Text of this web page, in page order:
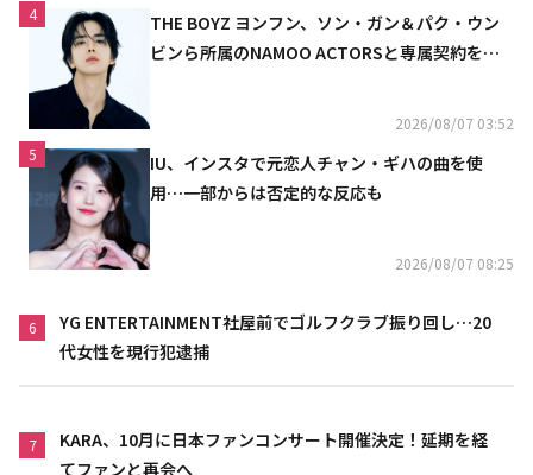
4
THE BOYZ ヨンフン、ソン・ガン＆パク・ウン
ビンら所属のNAMOO ACTORSと専属契約を締
2026/08/07 03:52
5
IU、インスタで元恋人チャン・ギハの曲を使
用…一部からは否定的な反応も
2026/08/07 08:25
6
YG ENTERTAINMENT社屋前でゴルフクラブ振り回し…20
代女性を現行犯逮捕
7
KARA、10月に日本ファンコンサート開催決定！延期を経
てファンと再会へ